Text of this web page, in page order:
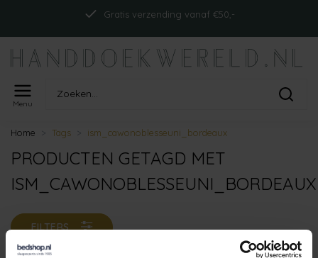
Gratis verzending vanaf €50,-
Menu
Home Tags ism_cawonoblesseuni_bordeaux
PRODUCTEN GETAGD MET
ISM_CAWONOBLESSEUNI_BORDEAUX
FILTERS